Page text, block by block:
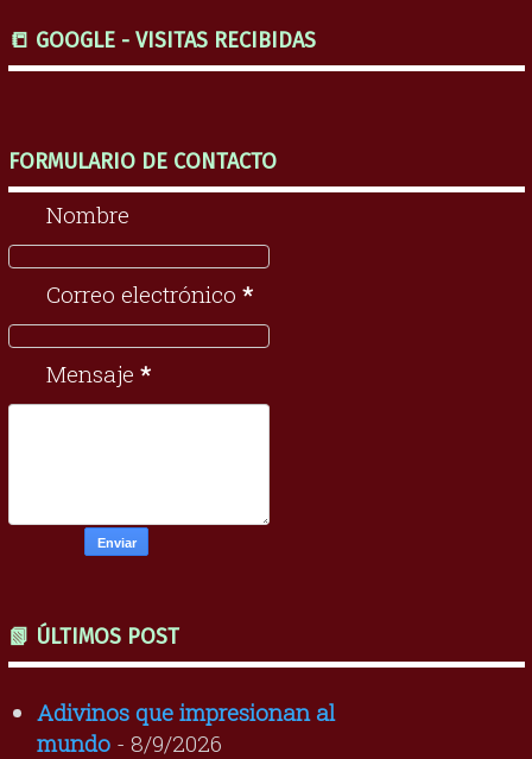
📒 GOOGLE - VISITAS RECIBIDAS
FORMULARIO DE CONTACTO
Nombre
Correo electrónico *
Mensaje *
📗 ÚLTIMOS POST
Adivinos que impresionan al
mundo- 8/9/2026